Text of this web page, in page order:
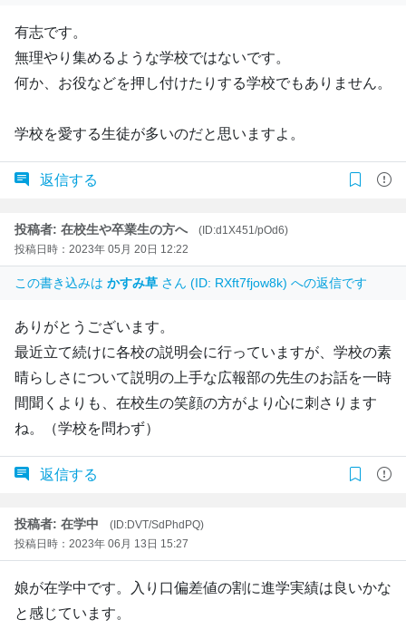
有志です。
無理やり集めるような学校ではないです。
何か、お役などを押し付けたりする学校でもありません。
学校を愛する生徒が多いのだと思いますよ。
返信する
投稿者: 在校生や卒業生の方へ
(ID:d1X451/pOd6)
投稿日時：2023年 05月 20日 12:22
この書き込みは かすみ草 さん (ID: RXft7fjow8k) への返信です
ありがとうございます。
最近立て続けに各校の説明会に行っていますが、学校の素
晴らしさについて説明の上手な広報部の先生のお話を一時
間聞くよりも、在校生の笑顔の方がより心に刺さります
ね。（学校を問わず）
返信する
投稿者: 在学中
(ID:DVT/SdPhdPQ)
投稿日時：2023年 06月 13日 15:27
娘が在学中です。入り口偏差値の割に進学実績は良いかな
と感じています。